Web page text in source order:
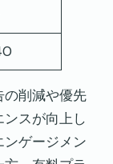
の削減や優先
スが向上し
ンゲージメン